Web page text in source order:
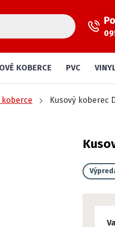
KOBERCE PVC
koberce Kusový koberec